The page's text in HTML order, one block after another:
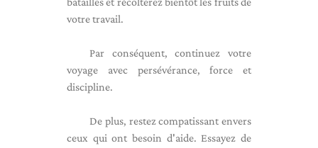
votre travail.
Par conséquent, continuez votre
voyage avec persévérance, force et
discipline.
De plus, restez compatissant envers
ceux qui ont besoin d'aide. Essayez de